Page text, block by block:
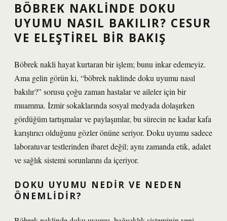
BÖBREK NAKLINDE DOKU
UYUMU NASIL BAKILIR? CESUR
VE ELEŞTIREL BIR BAKIŞ
Böbrek nakli hayat kurtaran bir işlem; bunu inkar edemeyiz.
Ama gelin görün ki, “böbrek naklinde doku uyumu nasıl
bakılır?” sorusu çoğu zaman hastalar ve aileler için bir
muamma. İzmir sokaklarında sosyal medyada dolaşırken
gördüğüm tartışmalar ve paylaşımlar, bu sürecin ne kadar kafa
karıştırıcı olduğunu gözler önüne seriyor. Doku uyumu sadece
laboratuvar testlerinden ibaret değil; aynı zamanda etik, adalet
ve sağlık sistemi sorunlarını da içeriyor.
DOKU UYUMU NEDIR VE NEDEN
ÖNEMLIDIR?